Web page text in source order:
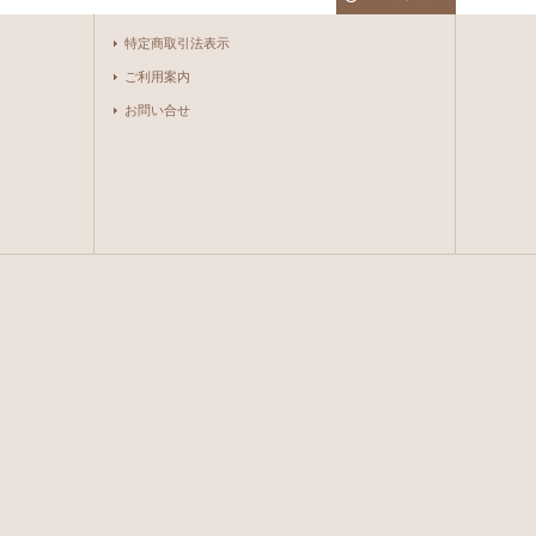
特定商取引法表示
ご利用案内
お問い合せ